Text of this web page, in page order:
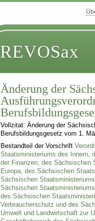
REVOSax
Änderung der
Vollzitat: Änderung der
Berufsbildungsgesetz vom 1.
Bestandteil der Vorschrift
Staatsministeriums des Innern,
der Finanzen, des Sächsischen
Europa, des Sächsischen
Sächsischen
Sächsischen
des Sächsischen
Verbraucherschutz und des
Umwelt und Landwirtschaft zur